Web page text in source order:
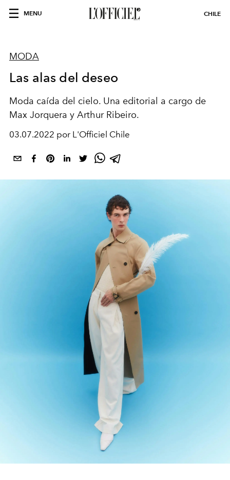
MENU CHILE
MODA
Las alas del deseo
Moda caída del cielo. Una editorial a cargo de
Max Jorquera y Arthur Ribeiro.
03.07.2022 por L'Officiel Chile